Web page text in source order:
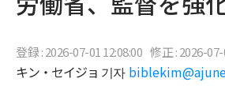
登録 : 2026-07-01 12:08:00 修正 : 2026-
キン・セイジョ 기자